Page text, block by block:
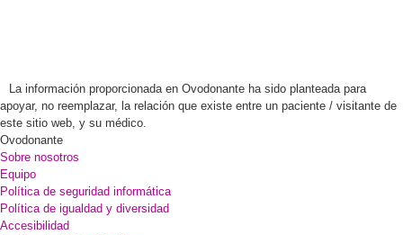
La información proporcionada en Ovodonante ha sido planteada para
apoyar, no reemplazar, la relación que existe entre un paciente / visitante de
este sitio web, y su médico.
Ovodonante
Sobre nosotros
Equipo
Política de seguridad informática
Política de igualdad y diversidad
Accesibilidad